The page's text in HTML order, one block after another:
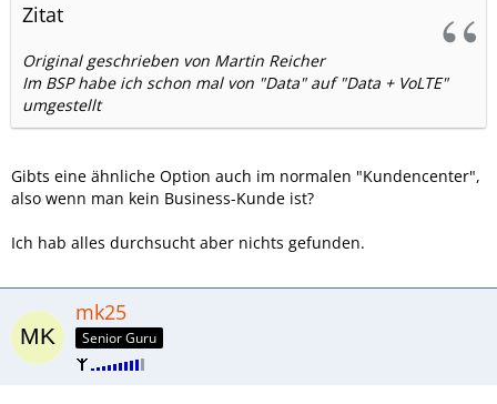
Zitat
Original geschrieben von Martin Reicher
Im BSP habe ich schon mal von "Data" auf "Data + VoLTE"
umgestellt
Gibts eine ähnliche Option auch im normalen "Kundencenter",
also wenn man kein Business-Kunde ist?
Ich hab alles durchsucht aber nichts gefunden.
mk25
Senior Guru